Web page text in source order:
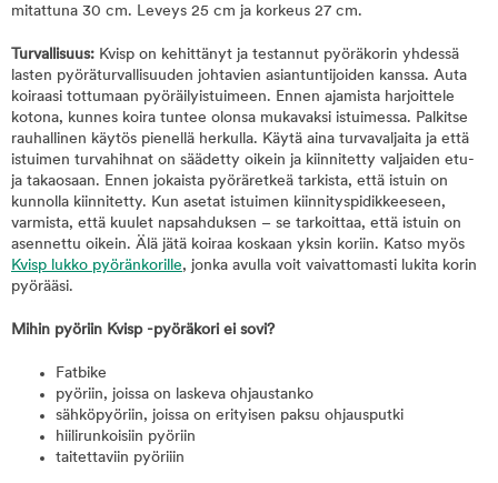
mitattuna 30 cm. Leveys 25 cm ja korkeus 27 cm.
Turvallisuus: Kvisp on kehittänyt ja testannut pyöräkorin yhdessä
lasten pyöräturvallisuuden johtavien asiantuntijoiden kanssa. Auta
koiraasi tottumaan pyöräilyistuimeen. Ennen ajamista harjoittele
kotona, kunnes koira tuntee olonsa mukavaksi istuimessa. Palkitse
rauhallinen käytös pienellä herkulla. Käytä aina turvavaljaita ja että
istuimen turvahihnat on säädetty oikein ja kiinnitetty valjaiden etu-
ja takaosaan. Ennen jokaista pyöräretkeä tarkista, että istuin on
kunnolla kiinnitetty. Kun asetat istuimen kiinnityspidikkeeseen,
varmista, että kuulet napsahduksen – se tarkoittaa, että istuin on
asennettu oikein. Älä jätä koiraa koskaan yksin koriin. Katso myös
Kvisp lukko pyöränkorille, jonka avulla voit vaivattomasti lukita korin
pyörääsi.
Mihin pyöriin Kvisp -pyöräkori ei sovi?
Fatbike
pyöriin, joissa on laskeva ohjaustanko
sähköpyöriin, joissa on erityisen paksu ohjausputki
hiilirunkoisiin pyöriin
taitettaviin pyöriiin